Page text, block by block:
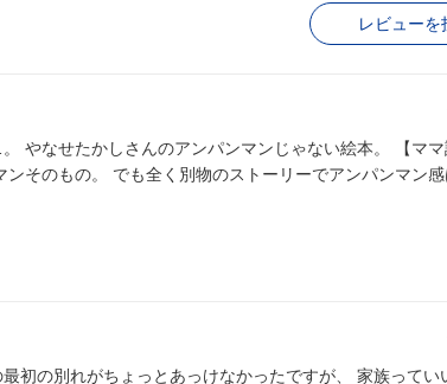
レビューを
かしさんのアンパンマンじゃない絵本。 【ママ評価】
のもの。 でも全く別物のストーリーでアンパンマン感
初の別れがちょっとあっけなかったですが、 家族ってい